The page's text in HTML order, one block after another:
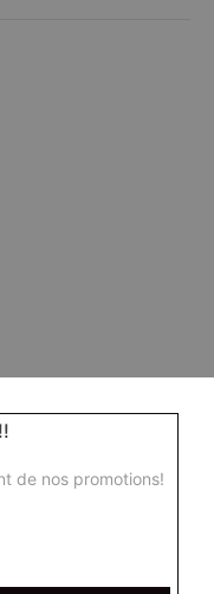
de nos promotions!